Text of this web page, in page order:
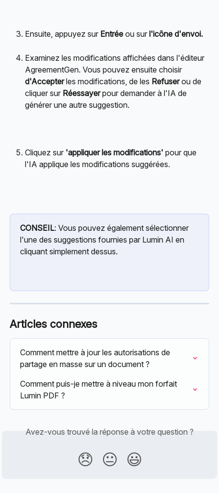
Ensuite, appuyez sur Entrée ou sur l'icône d'envoi.
Examinez les modifications affichées dans l'éditeur
AgreementGen. Vous pouvez ensuite choisir
d'Accepter les modifications, de les Refuser ou de
cliquer sur Réessayer pour demander à l'IA de
générer une autre suggestion.
Cliquez sur 'appliquer les modifications' pour que
l'IA applique les modifications suggérées.
CONSEIL: Vous pouvez également sélectionner
l'une des suggestions fournies par Lumin AI en
cliquant simplement dessus.
Articles connexes
Comment mettre à jour les autorisations de
partage en masse sur un document ?
Comment puis-je mettre à niveau mon forfait
Lumin PDF ?
Avez-vous trouvé la réponse à votre question ?
😞 😐 😃